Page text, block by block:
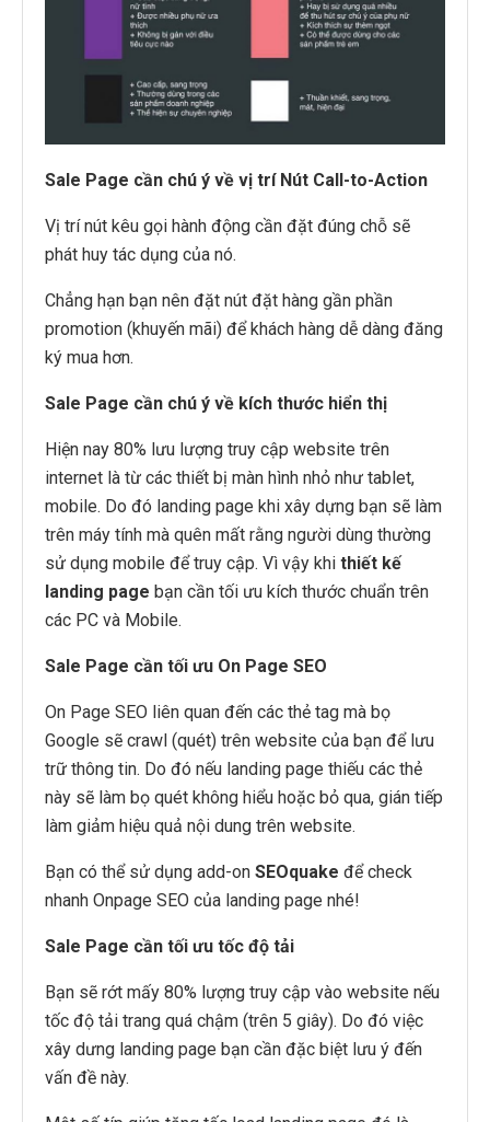
Sale Page cần chú ý về vị trí Nút Call-to-Action
Vị trí nút kêu gọi hành động cần đặt đúng chỗ sẽ
phát huy tác dụng của nó.
Chẳng hạn bạn nên đặt nút đặt hàng gần phần
promotion (khuyến mãi) để khách hàng dễ dàng đăng
ký mua hơn.
Sale Page cần chú ý về kích thước hiển thị
Hiện nay 80% lưu lượng truy cập website trên
internet là từ các thiết bị màn hình nhỏ như tablet,
mobile. Do đó landing page khi xây dựng bạn sẽ làm
trên máy tính mà quên mất rằng người dùng thường
sử dụng mobile để truy cập. Vì vậy khi thiết kế
landing page bạn cần tối ưu kích thước chuẩn trên
các PC và Mobile.
Sale Page cần tối ưu On Page SEO
On Page SEO liên quan đến các thẻ tag mà bọ
Google sẽ crawl (quét) trên website của bạn để lưu
trữ thông tin. Do đó nếu landing page thiếu các thẻ
này sẽ làm bọ quét không hiểu hoặc bỏ qua, gián tiếp
làm giảm hiệu quả nội dung trên website.
Bạn có thể sử dụng add-on SEOquake để check
nhanh Onpage SEO của landing page nhé!
Sale Page cần tối ưu tốc độ tải
Bạn sẽ rớt mấy 80% lượng truy cập vào website nếu
tốc độ tải trang quá chậm (trên 5 giây). Do đó việc
xây dưng landing page bạn cần đặc biệt lưu ý đến
vấn đề này.